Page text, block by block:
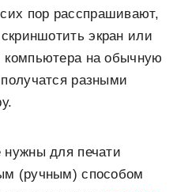
пор расспрашивают,
экран или
на обычную
разными
для печати
(ручным) способом